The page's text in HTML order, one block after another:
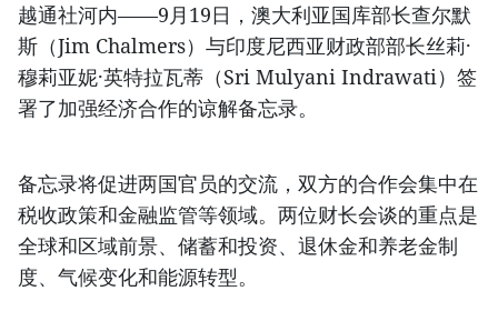
越通社河内——9月19日，澳大利亚国库部长查尔默
斯（Jim Chalmers）与印度尼西亚财政部部长丝莉·
穆莉亚妮·英特拉瓦蒂（Sri Mulyani Indrawati）签
署了加强经济合作的谅解备忘录。
备忘录将促进两国官员的交流，双方的合作会集中在
税收政策和金融监管等领域。两位财长会谈的重点是
全球和区域前景、储蓄和投资、退休金和养老金制
度、气候变化和能源转型。